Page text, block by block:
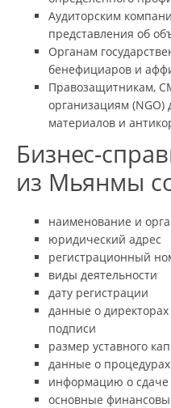
Аудиторским
представления об
Органам
бенефициаров и
Правозащитникам,
организациям (NGO)
материалов и
Бизнес-
из Мьянмы
наименование и
юридический адрес
регистрационный
виды деятельности
дату регистрации
данные о
подписи
размер уставного
данные о
информацию о сдаче
основные